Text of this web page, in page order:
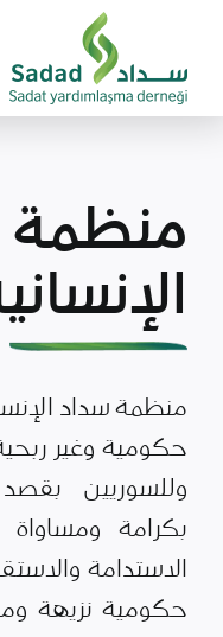
content
منظمة
منظمة سداد
حكومية وغير
وللسوريين
بكرامة ومساواة
الاستدامة
حكومية نزيهة